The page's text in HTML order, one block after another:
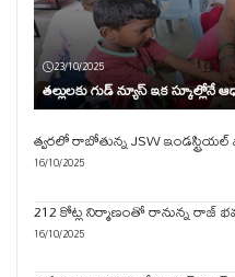
23/10/2025
తల్లులకు గుడ్ న్యూస్ ఇక స్కూల్లోనే
త్వరలో రాబోతున్న JSW
16/10/2025
212 కోట్ల నిర్మాణంతో రానున్న రాజ్
16/10/2025